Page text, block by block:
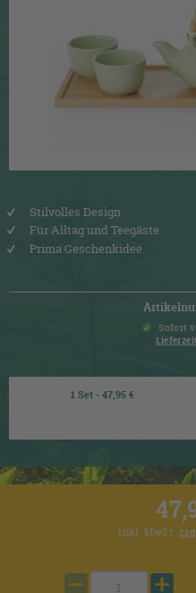
Stilvolles Design
Für Alltag und Teegäste
Prima Geschenkidee
Sofort
1 Set - 47,95 €
inkl. MwSt.